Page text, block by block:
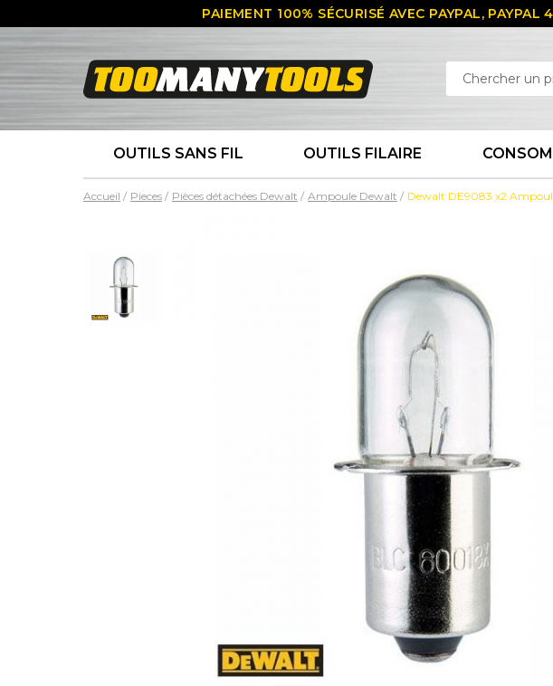
PAIEMENT 100% SÉCURISÉ AVEC PAYPAL,
OUTILS SANS FIL OUTILS FILAIRE
Accueil Pieces Pièces détachées Dewalt Ampoule Dewalt Dewalt DE9083 x2